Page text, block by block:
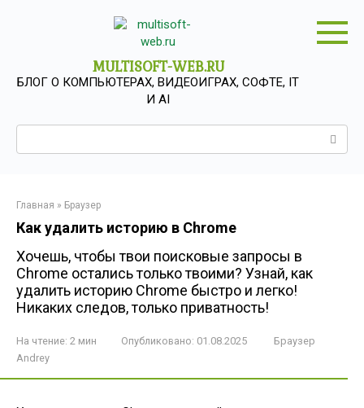
MULTISOFT-WEB.RU
БЛОГ О КОМПЬЮТЕРАХ, ВИДЕОИГРАХ, СОФТЕ, IT
И AI
Главная » Браузер
Как удалить историю в Chrome
Хочешь, чтобы твои поисковые запросы в
Chrome остались только твоими? Узнай, как
удалить историю Chrome быстро и легко!
Никаких следов, только приватность!
На чтение: 2 мин Опубликовано: 01.08.2025
Браузер
Andrey